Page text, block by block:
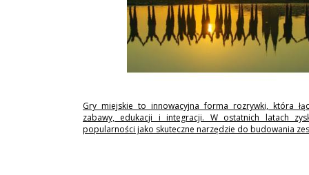
Gry miejskie to innowacyjna forma rozrywki, która
zabawy, edukacji i integracji. W ostatnich latach
popularności jako skuteczne narzędzie do budowania